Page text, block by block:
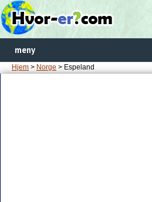
meny
Hjem > Norge > Espeland